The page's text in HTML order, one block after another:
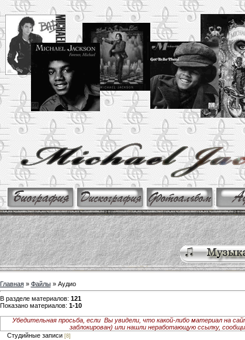
Главная» Файлы» Аудио
В разделе материалов: 121
Показано материалов: 1-10
Убедительная просьба, если Вы увидели, что какой-либо материал на
заблокирован) или нашли неработающую ссылку,
Студийные записи [8]